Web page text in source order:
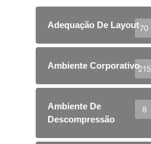
Adequação De Layout70
Ambiente Corporativo215
Ambiente De
Descompressão
8